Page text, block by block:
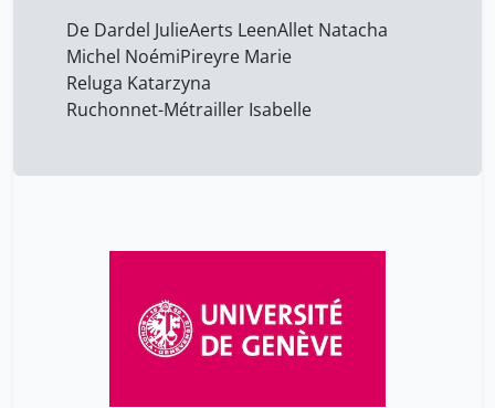
De Dardel JulieAerts LeenAllet Natacha
Michel NoémiPireyre Marie
Reluga Katarzyna
Ruchonnet-Métrailler Isabelle